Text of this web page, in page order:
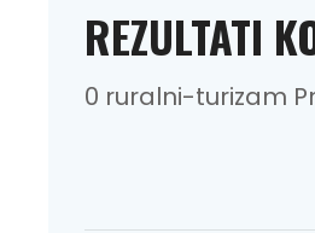
REZULTATI
0 ruralni-turizam